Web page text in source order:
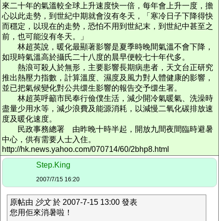
來二十年的氣溫較全球上升速度快一倍，每年會上升一度，擔
心以此走勢，到世紀中期就會沒有冬天，「寒冷日子下降得快
而穩定，以現在的走勢，恐怕不用到世紀末，到世紀中甚至之
前，也可能沒有冬天。」
林超英說，暖化最顯著影響是夏季時晚間氣溫不會下降，
如現時氣溫高於攝氏二十八度的晨早便較七十年代多。
熱浪可殺人於無形，主要影響長期病患者，天文台正研究
推出熱壓力指數，計算溫度、濕度及風力對人體健康的影響，
並已把氣候變化對公共缳生影響的報告交予缳生署。
林超英呼籲市民奉行儉僕生活，減少開冷氣暖氣、洗澡時
盡量少用水等，減少浪費及能源消耗，以減慢二氧化碳排放速
度及暖化速度。
民政事務總署 由昨晚十時半起，開放九間夜間臨時避暑
中心，供有需要人士入住。
http://hk.news.yahoo.com/070714/60/2bhp8.html
Step.King
2007/7/15 16:20
原帖由 沙文於 2007-7-15 13:00 發表
您用佢來消暑啦！